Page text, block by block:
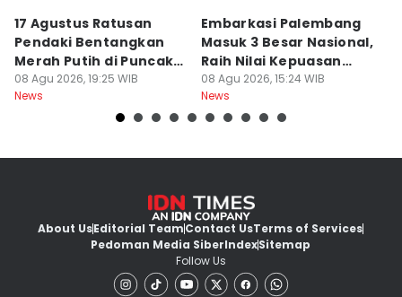
17 Agustus Ratusan
Pendaki Bentangkan
Merah Putih di Puncak
Dempo
08 Agu 2026, 19:25 WIB
News
Embarkasi Palembang
Masuk 3 Besar Nasional,
Raih Nilai Kepuasan
86,65
08 Agu 2026, 15:24 WIB
News
About UsEditorial TeamContact UsTerms of Services
Pedoman Media SiberIndexSitemap
Follow Us